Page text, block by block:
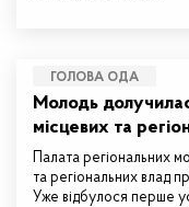
ГОЛОВА ОДА
Молодь
місцевих та
Палата регіональних
та регіональних влад
Уже відбулося перше